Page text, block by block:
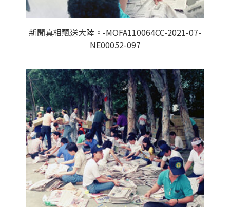
新聞真相飄送大陸。-MOFA110064CC-2021-07-
NE00052-097